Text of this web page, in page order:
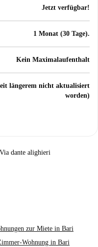
Jetzt verfügbar!
1 Monat (30 Tage).
Kein Maximalaufenthalt
längerem nicht aktualisiert
worden)
Via dante alighieri
zur Miete in Bari
Wohnung in Bari